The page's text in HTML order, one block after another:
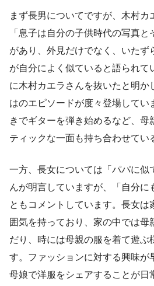
まず長男についてですが、木村カ
「息子は自分の子供時代の写真
があり、外見だけでなく、いたず
が自分によく似ていると語られて
に木村カエラさんを抜いたと明か
はのエピソードが度々登場してい
きでギターを弾き始めるなど、母
ティックな一面も持ち合わせてい
一方、長女については「パパに似
んが明言していますが、「自分に
ともコメントしています。長女は
囲気を持っており、家の中では母
だり、時には母親の服を着て遊ぶ
す。ファッションに対する興味が
母娘で洋服をシェアすることが日